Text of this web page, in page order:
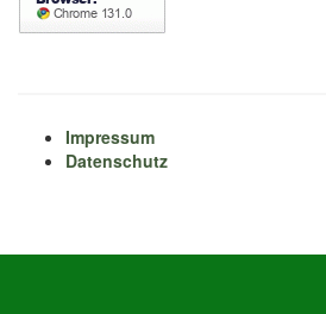
Impressum
Datenschutz